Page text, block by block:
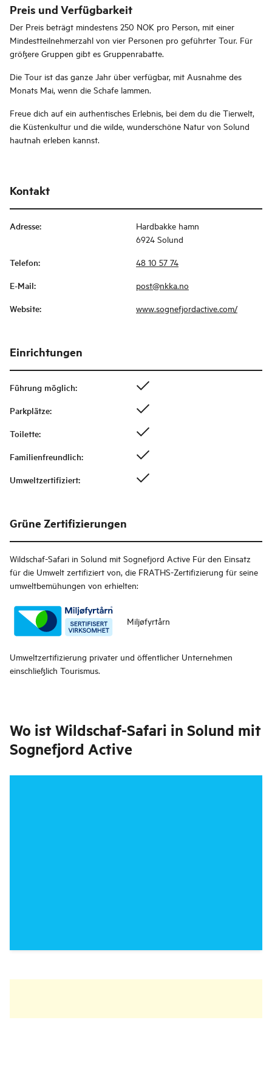
Preis und Verfügbarkeit
Der Preis beträgt mindestens 250 NOK pro Person, mit einer
Mindestteilnehmerzahl von vier Personen pro geführter Tour. Für
größere Gruppen gibt es Gruppenrabatte.
Die Tour ist das ganze Jahr über verfügbar, mit Ausnahme des
Monats Mai, wenn die Schafe lammen.
Freue dich auf ein authentisches Erlebnis, bei dem du die Tierwelt,
die Küstenkultur und die wilde, wunderschöne Natur von Solund
hautnah erleben kannst.
Kontakt
Adresse:
Hardbakke hamn
6924 Solund
Telefon: 48 10 57 74
E-Mail: post@nkka.no
Website: www.sognefjordactive.com/
Einrichtungen
Führung möglich:
Parkplätze:
Toilette:
Familienfreundlich:
Umweltzertifiziert:
Grüne Zertifizierungen
Wildschaf-Safari in Solund mit Sognefjord Active Für den Einsatz
für die Umwelt zertifiziert von, die FRATHS-Zertifizierung für seine
umweltbemühungen von erhielten:
Miljøfyrtårn
Umweltzertifizierung privater und öffentlicher Unternehmen
einschließlich Tourismus.
Wo ist Wildschaf-Safari in Solund mit
Sognefjord Active